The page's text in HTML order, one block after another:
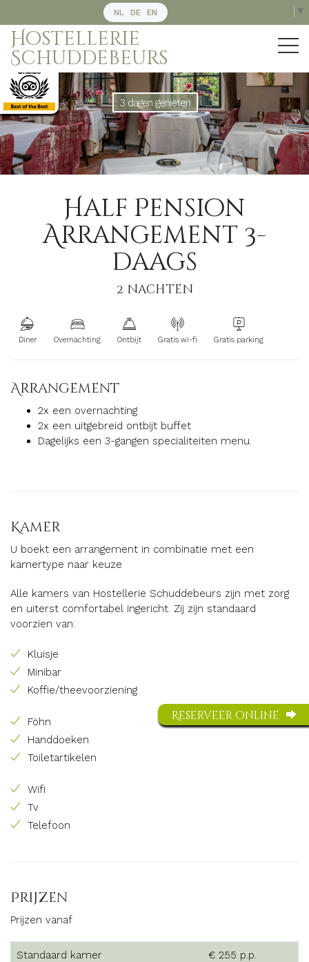
Reserveer online
▼
NL DE EN
Hostellerie
Schuddebeurs
3 dagen genieten
Half Pension
Arrangement 3-
daags
2 nachten
Diner Overnachting Ontbijt Gratis wi-fi Gratis parking
Arrangement
2x een overnachting
2x een uitgebreid ontbijt buffet
Dagelijks een 3-gangen specialiteiten menu.
Kamer
U boekt een arrangement in combinatie met een
kamertype naar keuze
Alle kamers van Hostellerie Schuddebeurs zijn met zorg
en uiterst comfortabel ingericht. Zij zijn standaard
voorzien van:
Kluisje
Minibar
Koffie/theevoorziening
Föhn
Handdoeken
Toiletartikelen
Wifi
Tv
Telefoon
Prijzen
Prijzen vanaf
Standaard kamer € 255 p.p.